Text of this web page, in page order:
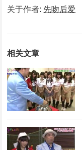
关于作者: 先吻后爱
相关文章